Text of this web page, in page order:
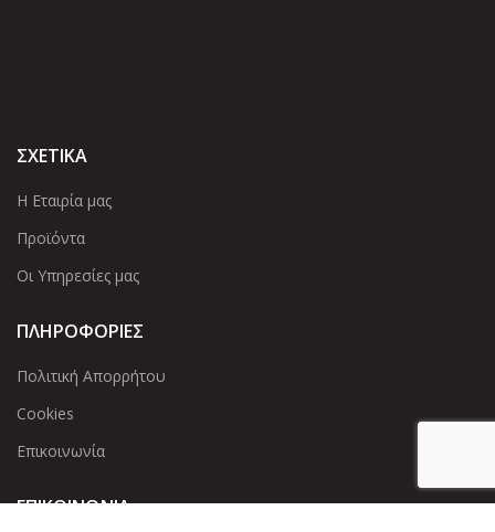
ΣΧΕΤΙΚΑ
Η Εταιρία μας
Προϊόντα
Οι Υπηρεσίες μας
ΠΛΗΡΟΦΟΡΙΕΣ
Πολιτική Απορρήτου
Cookies
Επικοινωνία
ΕΠΙΚΟΙΝΩΝΊΑ